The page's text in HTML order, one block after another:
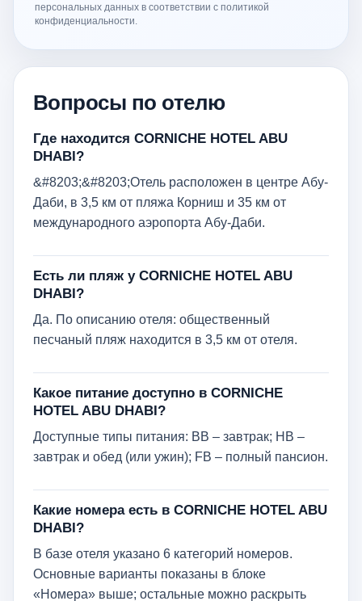
персональных данных в соответствии с политикой
конфиденциальности.
Вопросы по отелю
Где находится CORNICHE HOTEL ABU
DHABI?
&#8203;&#8203;Отель расположен в центре Абу-
Даби, в 3,5 км от пляжа Корниш и 35 км от
международного аэропорта Абу-Даби.
Есть ли пляж у CORNICHE HOTEL ABU
DHABI?
Да. По описанию отеля: общественный
песчаный пляж находится в 3,5 км от отеля.
Какое питание доступно в CORNICHE
HOTEL ABU DHABI?
Доступные типы питания: BB – завтрак; HB –
завтрак и обед (или ужин); FB – полный пансион.
Какие номера есть в CORNICHE HOTEL ABU
DHABI?
В базе отеля указано 6 категорий номеров.
Основные варианты показаны в блоке
«Номера» выше; остальные можно раскрыть